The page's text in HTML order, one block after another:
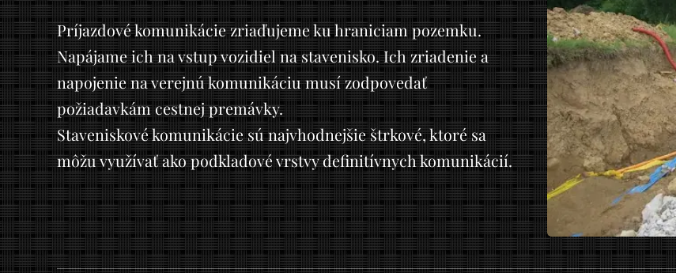
Príjazdové komunikácie zriaďujeme ku hraniciam pozemku.
Napájame ich na vstup vozidiel na stavenisko. Ich zriadenie a
napojenie na verejnú komunikáciu musí zodpovedať
požiadavkám cestnej premávky.
Staveniskové komunikácie sú najvhodnejšie štrkové, ktoré sa
môžu využívať ako podkladové vrstvy definitívnych komunikácií.